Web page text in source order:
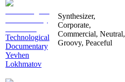
Technological
Documentary
Yevhen
Lokhmatov
Synthesizer,
Corporate,
Commercial, Neutral,
Groovy, Peaceful